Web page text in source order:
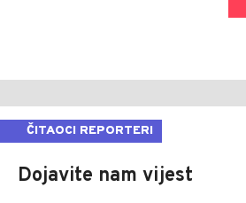
ČITAOCI REPORTERI
Dojavite nam vijest